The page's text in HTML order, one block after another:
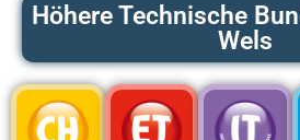
Höhere Technische
Wels